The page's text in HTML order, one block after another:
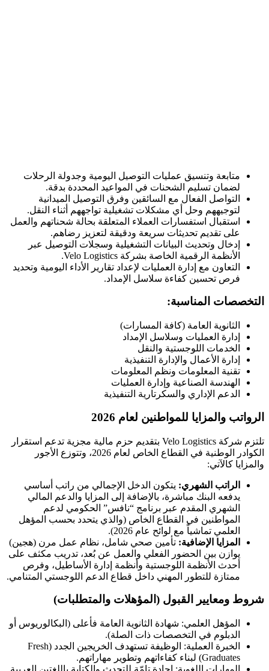
متابعة وتنسيق عمليات التوصيل اليومية وجدولة الرحلات
لضمان تسليم الشحنات في المواعيد المحددة بدقة.
التواصل الفعال مع السائقين وفرق التوصيل الميدانية
لتوجيههم وحل أي مشكلات تشغيلية تواجههم أثناء النقل.
استقبال استفسارات العملاء المتعلقة بحالة شحناتهم والعمل
على تقديم تحديثات سريعة ودقيقة لتعزيز رضاهم.
إدخال وتحديث البيانات التشغيلية وسجلات التوصيل عبر
الأنظمة الرقمية الخاصة بشركة Velo Logistics.
التعاون مع إدارة العمليات لإعداد تقارير الأداء اليومية وتحديد
فرص تحسين كفاءة سلاسل الإمداد.
التخصصات المناسبة:
الثانوية العامة (كافة المسارات)
إدارة العمليات وسلاسل الإمداد
الخدمات اللوجستية والنقل
إدارة الأعمال والإدارة التنفيذية
تقنية المعلومات ونظم المعلومات
الهندسة الصناعية وإدارة العمليات
الدعم الإداري والسكرتارية التنفيذية
الرواتب والمزايا للمواطنين لعام 2026
تلتزم شركة Velo Logistics بتقديم حزم مالية مجزية تدعم استقرار
الكوادر الوطنية في القطاع الخاص لعام 2026، وتتوزع الأجور
والمزايا كالآتي:
الراتب الشهري: يتكون الدخل الإجمالي من راتب أساسي
يدفعه البنك مباشرة، بالإضافة إلى المزايا والدعم المالي
الشهري المقدم عبر برنامج “نافس” الحكومي لدعم
المواطنين في القطاع الخاص (والذي يتحدد بحسب المؤهل
العلمي تماشياً مع لوائح عام 2026).
المزايا الإضافية: تأمين صحي شامل، نظام عمل مرن (هجين)
يوازن بين الحضور الفعلي والعمل عن بُعد، تدريب مكثف على
أحدث الأنظمة اللوجستية وأنظمة إدارة الأساطيل، وفرص
ممتازة للتطور المهني داخل قطاع الدعم اللوجستي المتنامي.
شروط ومعايير القبول (المؤهلات والمتطلبات)
المؤهل العلمي: شهادة الثانوية العامة فأعلى (البكالوريوس أو
الدبلوم في التخصصات ذات الصلة).
الخبرة العملية: الوظيفة تستهدف الخريجين الجدد (Fresh
Graduates) لبناء كفاءاتهم وتطوير مهاراتهم.
المهارات اللغوية: إجادة تامّة للتحدث والكتابة باللغتين العربية